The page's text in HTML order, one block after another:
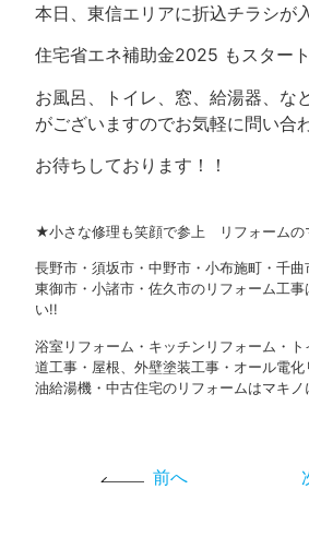
本日、東信エリアに折込チラシが
住宅省エネ補助金2025 もスタート
お風呂、トイレ、窓、給湯器、な
がございますのでお気軽に問い合
お待ちしております！！
★小さな修理も笑顔で参上 リフォーム
長野市・須坂市・中野市・小布施町・千曲
東御市・小諸市・佐久市のリフォーム工事
い!!
浴室リフォーム・キッチンリフォーム・
道工事・屋根、外壁塗装工事・オール電
油給湯機・中古住宅のリフォームはマキ
前へ